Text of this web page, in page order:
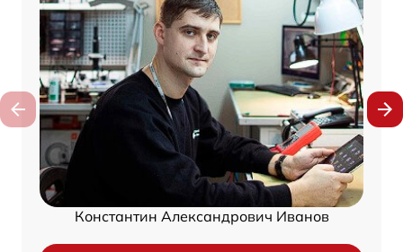
Константин Александрович Иванов